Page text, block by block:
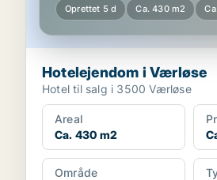
Oprettet 5 d Ca. 430 m2
Hotelejendom i Værløse
Hotel til salg i 3500 Værløse
Areal
Ca. 430 m2
Område